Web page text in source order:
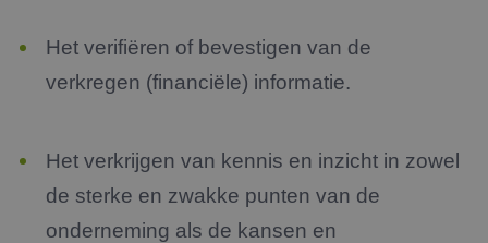
Het verifiëren of bevestigen van de
verkregen (financiële) informatie.
Het verkrijgen van kennis en inzicht in zowel
de sterke en zwakke punten van de
onderneming als de kansen en